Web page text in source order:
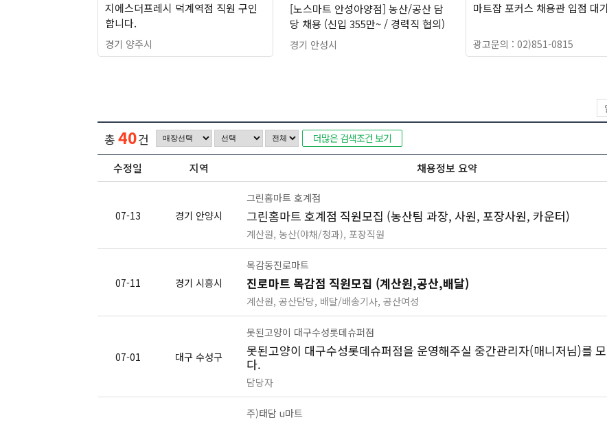
지에스더프레시 덕계역점 직원 구인
합니다.
경기 양주시
[노스마트 안성아양점] 농산/공산 담
당 채용 (신입 355만~ / 경력직 협의)
경기 안성시
마트잡 포커스 채용관 입점 대
광고문의 : 02)851-0815
총 40건 더많은 검색조건 보기
수정일 지역 채용정보 요약
07-13 경기 안양시
그린홈마트 호계점
그린홈마트 호계점 직원모집 (농산팀 과장, 사원, 포장사원, 카운터)
계산원, 농산(야채/청과), 포장직원
07-11 경기 시흥시
목감동진로마트
진로마트 목감점 직원모집 (계산원,공산,배달)
계산원, 공산담당, 배달/배송기사, 공산여성
07-01 대구 수성구
못된고양이 대구수성롯데슈퍼점
못된고양이 대구수성롯데슈퍼점을 운영해주실 중간관리자(매니저님)를
다.
담당자
주)태담 u마트